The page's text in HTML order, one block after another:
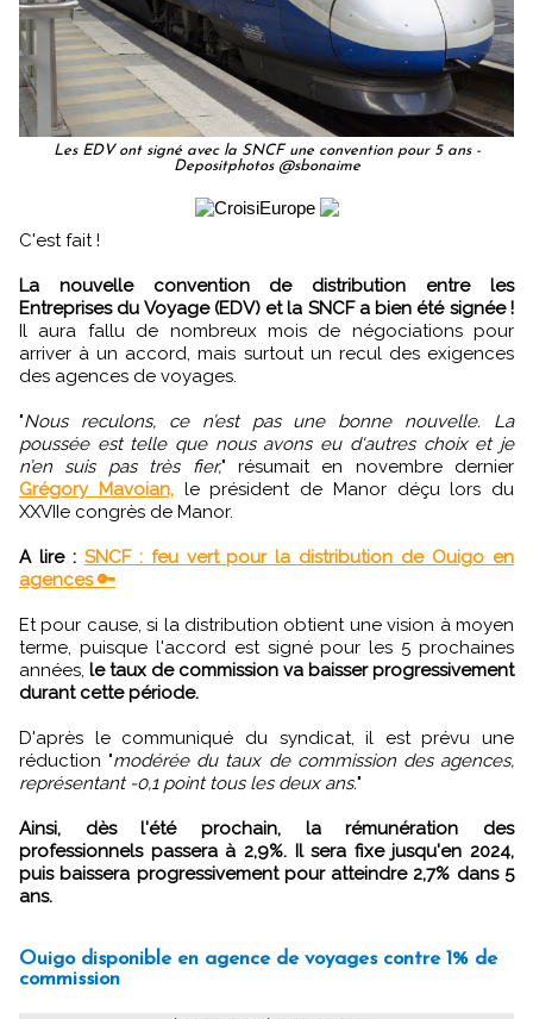
Les EDV ont signé avec la SNCF une convention pour 5 ans -
Depositphotos @sbonaime
C'est fait !
La nouvelle convention de distribution entre les
Entreprises du Voyage (EDV) et la SNCF a bien été signée !
Il aura fallu de nombreux mois de négociations pour
arriver à un accord, mais surtout un recul des exigences
des agences de voyages.
"Nous reculons, ce n’est pas une bonne nouvelle. La
poussée est telle que nous avons eu d'autres choix et je
n’en suis pas très fier," résumait en novembre dernier
Grégory Mavoian,le président de Manor déçu lors du
XXVIIe congrès de Manor.
A lire : SNCF : feu vert pour la distribution de Ouigo en
agences 🔑
Et pour cause, si la distribution obtient une vision à moyen
terme, puisque l'accord est signé pour les 5 prochaines
années, le taux de commission va baisser progressivement
durant cette période.
D'après le communiqué du syndicat, il est prévu une
réduction "modérée du taux de commission des agences,
représentant -0,1 point tous les deux ans."
Ainsi, dès l'été prochain, la rémunération des
professionnels passera à 2,9%. Il sera fixe jusqu'en 2024,
puis baissera progressivement pour atteindre 2,7% dans 5
ans.
Ouigo disponible en agence de voyages contre 1% de
commission